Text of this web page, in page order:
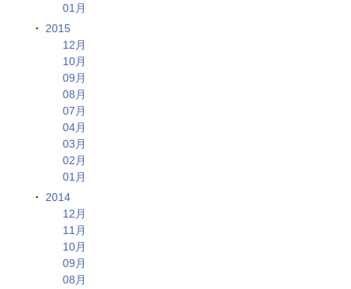
01月
2015
12月
10月
09月
08月
07月
04月
03月
02月
01月
2014
12月
11月
10月
09月
08月